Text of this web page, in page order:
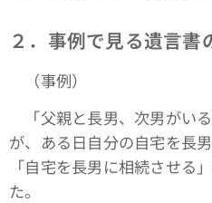
２．事例で見る遺言書
（事例）
「父親と長男、次男がい
が、ある日自分の自宅を長
「自宅を長男に相続させる
た。